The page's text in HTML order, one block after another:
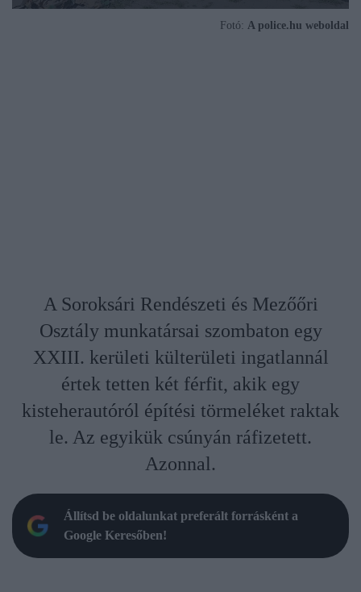
Fotó: A police.hu weboldal
A Soroksári Rendészeti és Mezőőri
Osztály munkatársai szombaton egy
XXIII. kerületi külterületi ingatlannál
értek tetten két férfit, akik egy
kisteherautóról építési törmeléket raktak
le. Az egyikük csúnyán ráfizetett.
Azonnal.
Állítsd be oldalunkat preferált forrásként a
Google Keresőben!